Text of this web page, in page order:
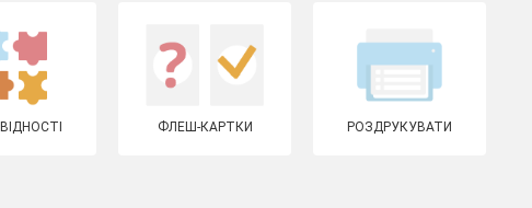
ФЛЕШ-КАРТКИ РОЗДРУКУВАТИ